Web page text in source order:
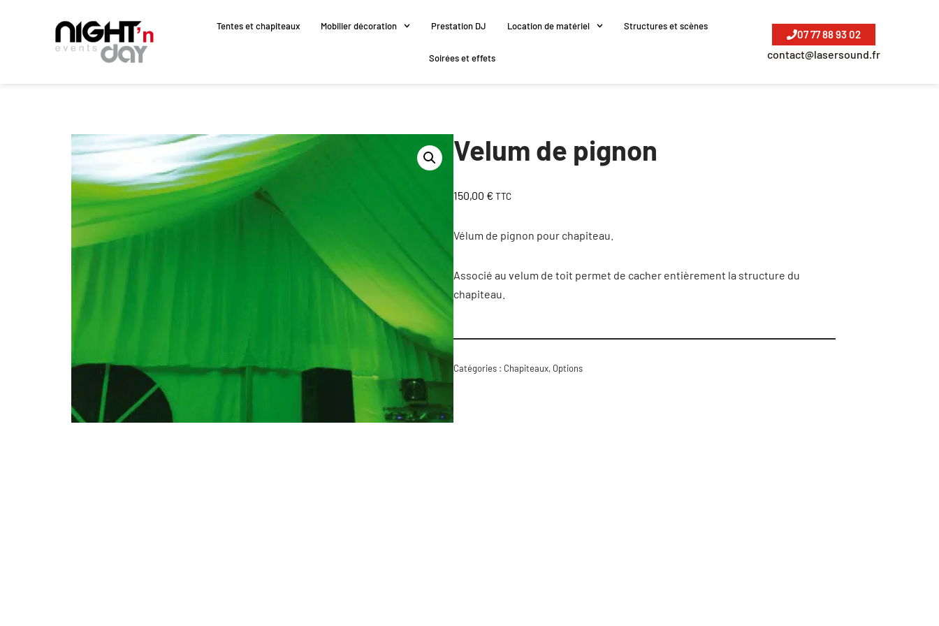
Tentes et chapiteaux Mobilier décoration Prestation DJ Location de matériel Structures et scènes
Soirées et effets
07 77 88 93 02
contact@lasersound.fr
Velum de pignon
150,00 € TTC
Vélum de pignon pour chapiteau.
Associé au velum de toit permet de cacher entièrement la structure du
chapiteau.
Catégories : Chapiteaux, Options